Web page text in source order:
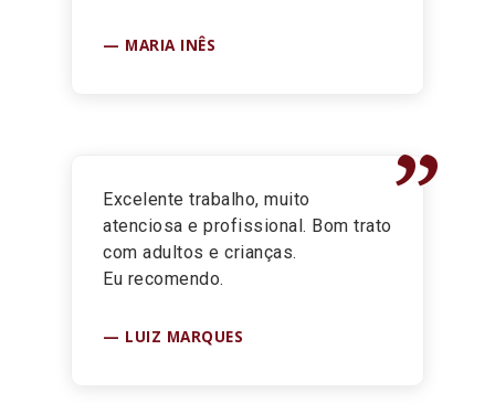
MARIA INÊS
”
Excelente trabalho, muito
atenciosa e profissional. Bom trato
com adultos e crianças.
Eu recomendo.
LUIZ MARQUES